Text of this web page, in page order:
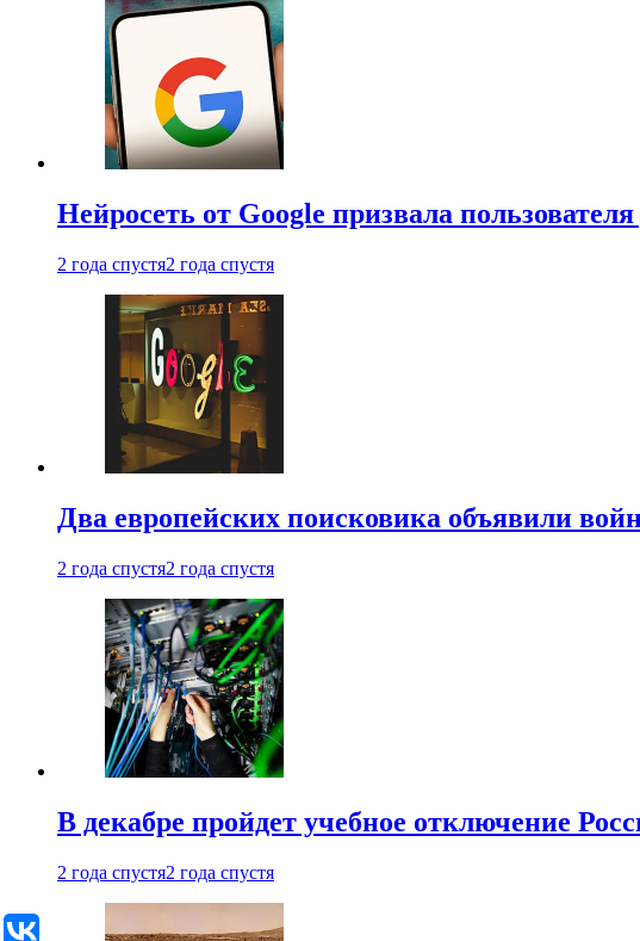
Нейросеть от Google призвала
2 года спустя2 года спустя
Два европейских поисковика объявили
2 года спустя2 года спустя
В декабре пройдет учебное отключение
2 года спустя2 года спустя